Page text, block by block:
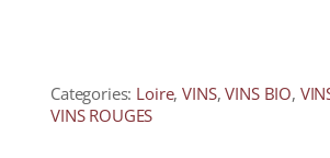
Categories: Loire,VINS,VINS BIO,
VINS ROUGES